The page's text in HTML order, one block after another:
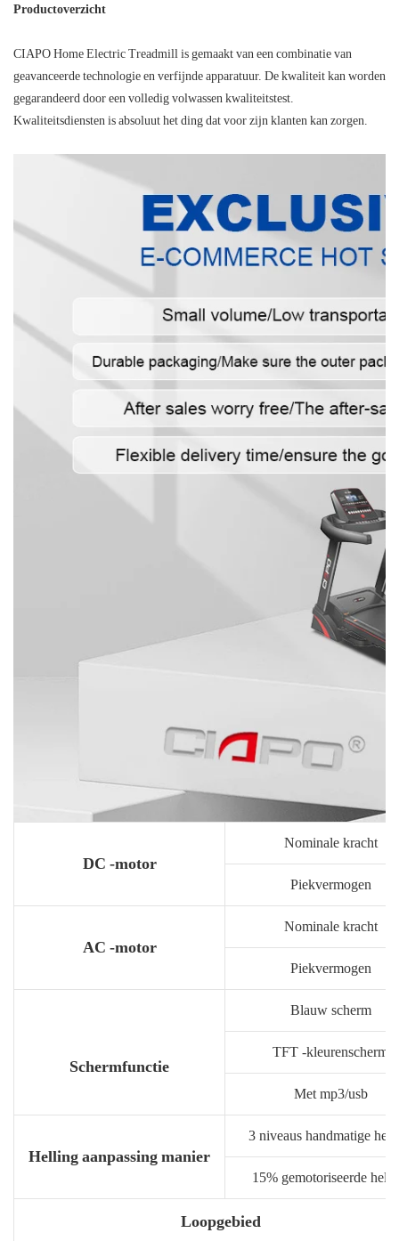
Productoverzicht
CIAPO Home Electric Treadmill is gemaakt van een combinatie van
geavanceerde technologie en verfijnde apparatuur. De kwaliteit kan worden
gegarandeerd door een volledig volwassen kwaliteitstest.
Kwaliteitsdiensten is absoluut het ding dat voor zijn klanten kan zorgen.
DC -motor
Nominale kracht
Piekvermogen
AC -motor
Nominale kracht
Piekvermogen
Schermfunctie
Blauw scherm
TFT -kleurenscherm
Met mp3/usb
Helling aanpassing manier
3 niveaus handmatige
15% gemotoriseerde
Loopgebied